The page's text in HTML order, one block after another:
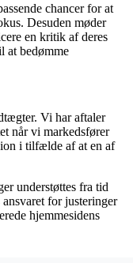
chancer for at
Desuden møder
en kritik af deres
at bedømme
Vi har aftaler
når vi markedsfører
i tilfælde af at en af
understøttes fra tid
for justeringer
hjemmesidens